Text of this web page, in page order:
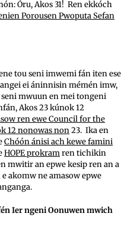
Óru, Akos 31! Ren ekkóch
Porousen Pwoputa Sefan
tou seni imwemi fán iten ese
ei áninnisin mémén imw,
mwuun en mei tongeni
Akos 23 kúnok 12
ren ewe Council for the
12 nonowas non23. Ika en
Chóón ánisi ach kewe famini
HOPE prokramren tichikin
mwitir an epwe kesip ren an a
akomw ne amasow epwe
Ier ngeni Oonuwen mwich